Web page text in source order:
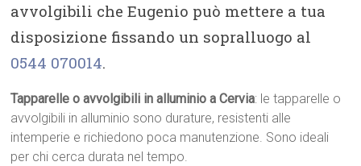
avvolgibili che Eugenio può mettere a tua
disposizione fissando un sopralluogo al
0544 070014.
Tapparelle o avvolgibili in alluminio a Cervia: le tapparelle o
avvolgibili in alluminio sono durature, resistenti alle
intemperie e richiedono poca manutenzione. Sono ideali
per chi cerca durata nel tempo.